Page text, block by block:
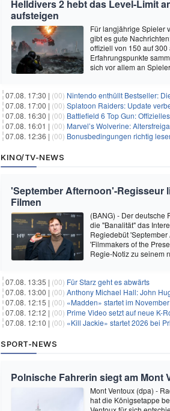
Helldivers 2 hebt das Level-Limit
aufsteigen
Für langjährige Spieler
gibt es gute
offiziell von 150 auf
Erfahrungspunkte
sich vor allem an
07.08. 17:30 | (00) Nintendo enthüllt Bestseller:
07.08. 17:00 | (00) Splatoon Raiders: Update
07.08. 16:30 | (00) Battlefield 6 Top Gun:
07.08. 16:01 | (00) Marvel’s Wolverine:
07.08. 12:36 | (00) Bonusbedingungen richtig
KINO/TV-NEWS
'September Afternoon'-Regisseur
Filmen
(BANG) - Der deutsche
die "Banalität" das
Regiedebüt
'Filmmakers of the
Regie-Notiz zu seinem
07.08. 13:35 | (00) Für Starz geht es abwärts
07.08. 13:00 | (00) Anthony Michael Hall: John
07.08. 12:15 | (00) «Madden» startet im November
07.08. 12:12 | (00) Prime Video setzt auf neue K-
07.08. 12:10 | (00) «Kill Jackie» startet 2026 bei
SPORT-NEWS
Polnische Fahrerin siegt am Mont
Mont Ventoux (dpa) -
hat die Königsetappe